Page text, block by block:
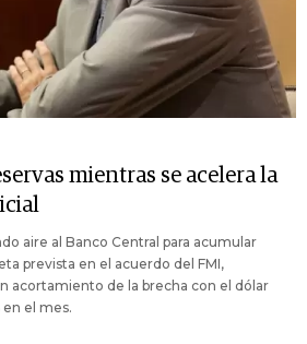
mientras se acelera la
aire al Banco Central para acumular
prevista en el acuerdo del FMI,
acortamiento de la brecha con el dólar
en el mes.